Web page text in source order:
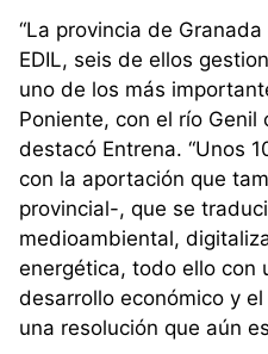
“La provincia de
EDIL, seis de ellos
uno de los más
Poniente, con el río Genil
destacó Entrena. “Unos
con la aportación que
provincial-, que se
medioambiental,
energética, todo ello con
desarrollo económico y
una resolución que aún